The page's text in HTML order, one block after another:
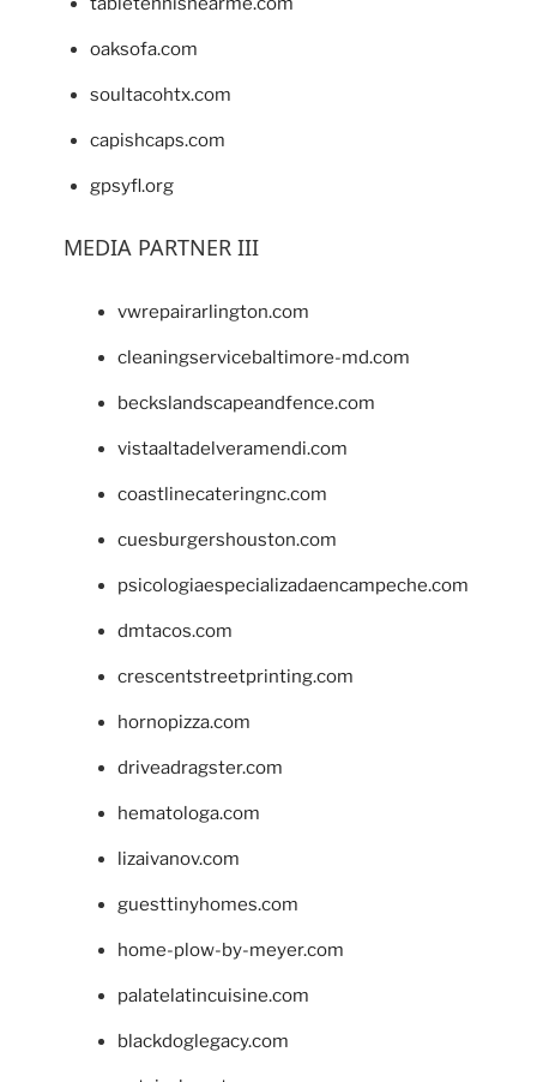
oaksofa.com
soultacohtx.com
capishcaps.com
gpsyfl.org
MEDIA PARTNER III
vwrepairarlington.com
cleaningservicebaltimore-md.com
beckslandscapeandfence.com
vistaaltadelveramendi.com
coastlinecateringnc.com
cuesburgershouston.com
psicologiaespecializadaencampeche.com
dmtacos.com
crescentstreetprinting.com
hornopizza.com
driveadragster.com
hematologa.com
lizaivanov.com
guesttinyhomes.com
home-plow-by-meyer.com
palatelatincuisine.com
blackdoglegacy.com